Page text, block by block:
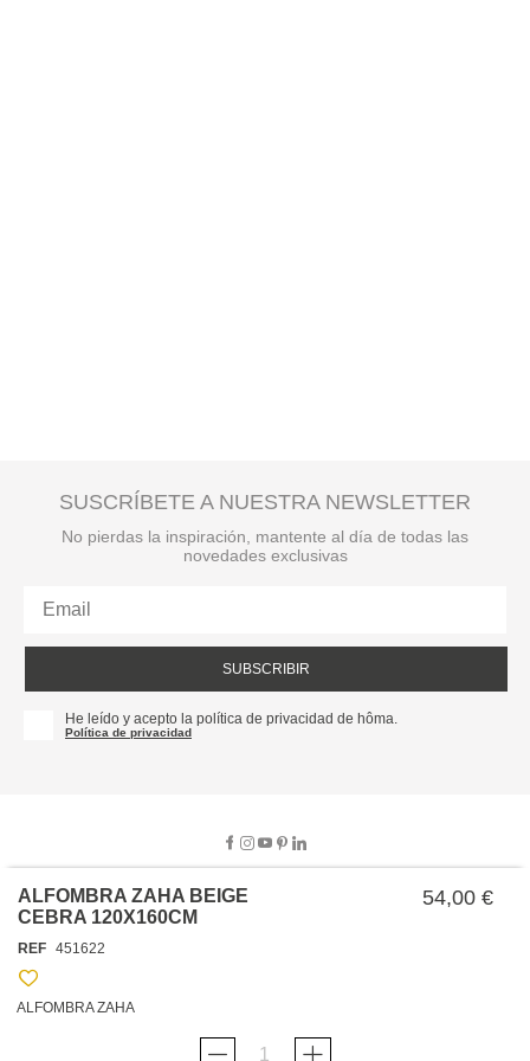
ALFOMBRA ZAHA BEIGE
CEBRA 120X160CM
54,00 €
REF 451622
ALFOMBRA ZAHA
SUSCRÍBETE A NUESTRA NEWSLETTER
No pierdas la inspiración, mantente al día de todas las
novedades exclusivas
SUBSCRIBIR
He leído y acepto la política de privacidad de hôma.
Política de privacidad
TARJETA HAPPY
PROTECCIÓN DE DATOS